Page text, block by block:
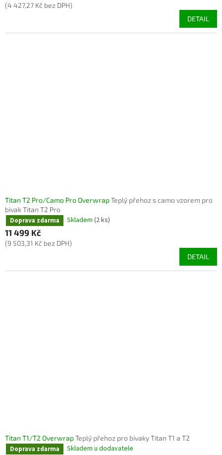
(4 427,27 Kč bez DPH)
DETAIL
Titan T2 Pro/Camo Pro OverwrapTeplý přehoz s camo vzorem pro
bivak Titan T2 Pro
Doprava zdarma Skladem (2 ks)
11 499 Kč
(9 503,31 Kč bez DPH)
DETAIL
Titan T1/T2 OverwrapTeplý přehoz pro bivaky Titan T1 a T2
Doprava zdarma Skladem u dodavatele